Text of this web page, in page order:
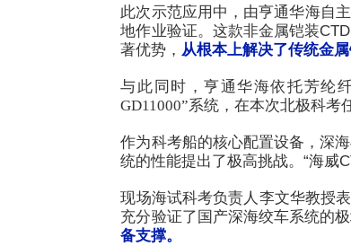
此次示范应用中，由亨通华海自
地作业验证。这款非金属铠装
著优势， 从根本上解决了传统金
与此同时，亨通华海依托芳纶
GD11000”系统，在本次北极科考
作为科考船的核心配置设备，深
统的性能提出了极高挑战。“海威
现场海试科考负责人李文华教授表
充分验证了国产深海绞车系统的极
备支撑。